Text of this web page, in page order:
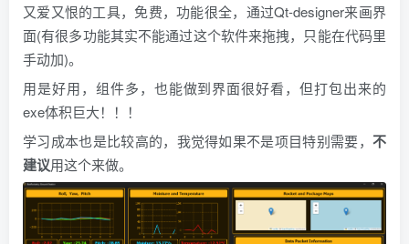
又爱又恨的工具，免费，功能很全，通过Qt-designer来画界
面(有很多功能其实不能通过这个软件来拖拽，只能在代码里
手动加)。
用是好用，组件多，也能做到界面很好看，但打包出来的
exe体积巨大！！！
学习成本也是比较高的，我觉得如果不是项目特别需要， 不
建议用这个来做。